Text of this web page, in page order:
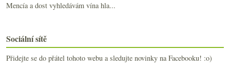
Mencía a dost vyhledávám vína hla...
Sociální sítě
Přidejte se do přátel tohoto webu a sledujte novinky na Facebooku! :o)